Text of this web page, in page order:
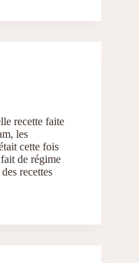
recette faite
les
cette fois
de régime
recettes